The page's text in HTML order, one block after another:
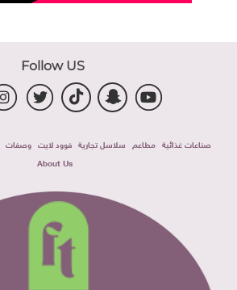
Follow US
صناعات غذائية مطاعم سلاسل تجارية فوود لايت وصفات
About Us